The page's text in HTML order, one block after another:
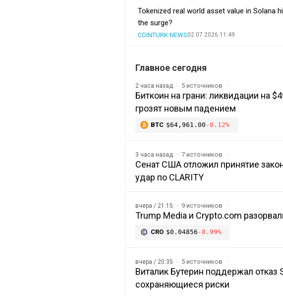
Tokenized real world asset value in Solana
the surge?
COINTURK NEWS02.07.2026 11:49
Главное сегодня
2 часа назад 5 источников
Биткоин на грани: ликвидации на
грозят новым падением
BTC $64,961.00 -0.12%
3 часа назад 7 источников
Сенат США отложил принятие
удар по CLARITY
вчера / 21:15 9 источников
Trump Media и Crypto.com
CRO $0.04856 -8.99%
вчера / 20:35 5 источников
Виталик Бутерин поддержал отказ
сохраняющиеся риски